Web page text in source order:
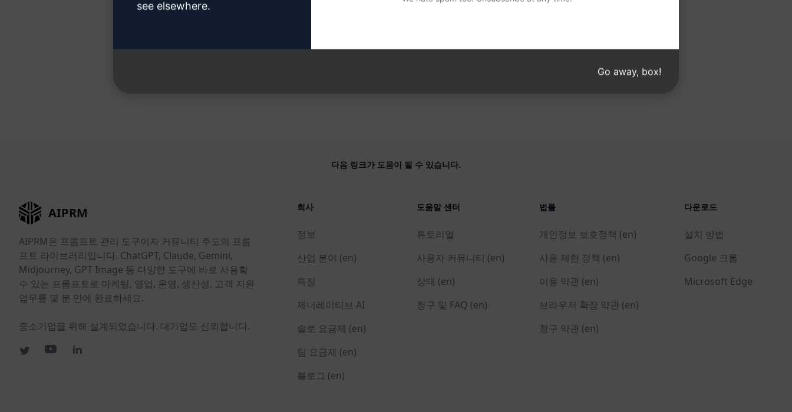
다음 링크가 도움이 될 수 있습니다.
AIPRM
AIPRM은 프롬프트 관리 도구이자 커뮤니티 주도의 프롬
프트 라이브러리입니다. ChatGPT, Claude, Gemini,
Midjourney, GPT Image 등 다양한 도구에 바로 사용할
수 있는 프롬프트로 마케팅, 영업, 운영, 생산성, 고객 지원
업무를 몇 분 만에 완료하세요.
중소기업을 위해 설계되었습니다. 대기업도 신뢰합니다.
회사
정보
산업 분야 (en)
특징
제너레이티브 AI
솔로 요금제 (en)
팀 요금제 (en)
블로그 (en)
도움말 센터
튜토리얼
사용자 커뮤니티 (en)
상태 (en)
청구 및 FAQ (en)
법률
개인정보 보호정책 (en)
사용 제한 정책 (en)
이용 약관 (en)
브라우저 확장 약관 (en)
청구 약관 (en)
다운로드
설치 방법
Google 크롬
Microsoft Edge
see elsewhere.
Go away, box!